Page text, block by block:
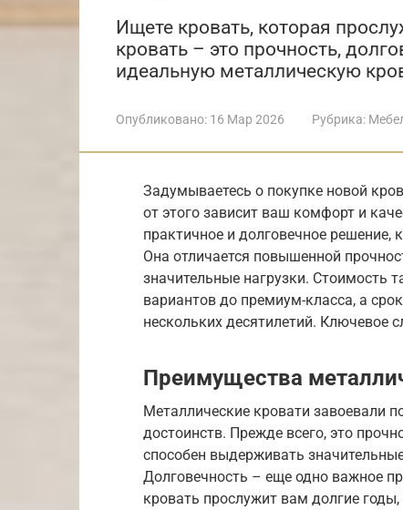
Ищете кровать, которая
кровать – это прочность,
идеальную металлическую
Опубликовано: 16 Мар 2026 Рубрика:
Задумываетесь о покупке новой
от этого зависит ваш комфорт и
практичное и долговечное решение,
Она отличается повышенной
значительные нагрузки. Стоимость
вариантов до премиум-класса, а
нескольких десятилетий. Ключевое
Преимущества
Металлические кровати завоевали
достоинств. Прежде всего, это
способен выдерживать
Долговечность – еще одно важное
кровать прослужит вам долгие